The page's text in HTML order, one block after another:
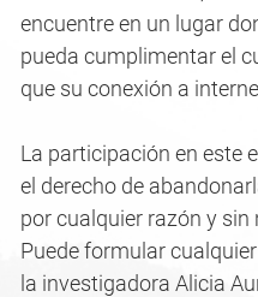
encuentre en un lugar
pueda cumplimentar el
que su conexión a
La participación en este
el derecho de
por cualquier razón y
Puede formular
la investigadora Alicia